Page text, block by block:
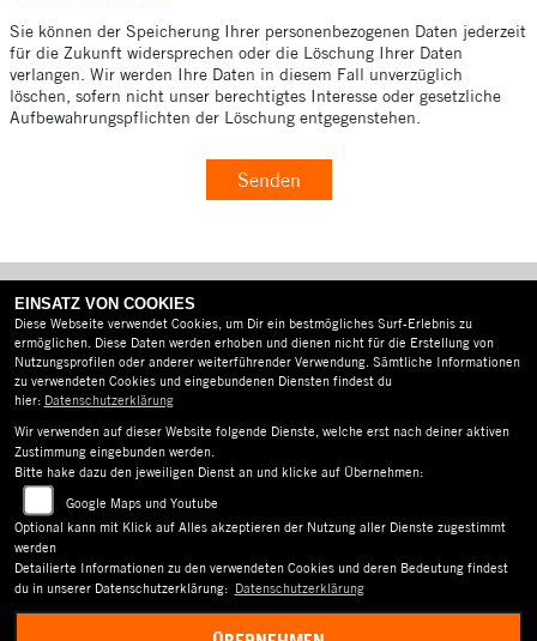
Sie können der Speicherung Ihrer personenbezogenen Daten jederzeit
für die Zukunft widersprechen oder die Löschung Ihrer Daten
verlangen. Wir werden Ihre Daten in diesem Fall unverzüglich
löschen, sofern nicht unser berechtigtes Interesse oder gesetzliche
Aufbewahrungspflichten der Löschung entgegenstehen.
Senden
AGB
IMPRESSUM
DATENSCHUTZ
DISCLAIMER
BARRIEREFREIHEIT
EINSATZ VON COOKIES
Diese Webseite verwendet Cookies, um Dir ein bestmögliches Surf-Erlebnis zu
ermöglichen. Diese Daten werden erhoben und dienen nicht für die Erstellung von
Nutzungsprofilen oder anderer weiterführender Verwendung. Sämtliche Informationen
zu verwendeten Cookies und eingebundenen Diensten findest du
hier: Datenschutzerklärung
Wir verwenden auf dieser Website folgende Dienste, welche erst nach deiner aktiven
Zustimmung eingebunden werden.
Bitte hake dazu den jeweiligen Dienst an und klicke auf Übernehmen:
Google Maps und Youtube
Optional kann mit Klick auf Alles akzeptieren der Nutzung aller Dienste zugestimmt
werden
Detailierte Informationen zu den verwendeten Cookies und deren Bedeutung findest
du in unserer Datenschutzerklärung: Datenschutzerklärung